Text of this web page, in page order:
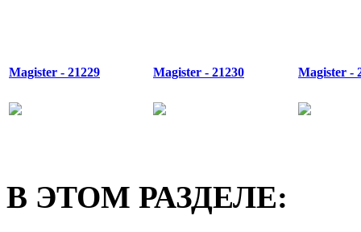
Magister - 21229 Magister - 21230 Magister -
В ЭТОМ РАЗДЕЛЕ: